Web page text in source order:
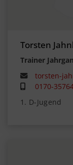
Torsten
Trainer
torsten-
0170-
1. D-Jugend